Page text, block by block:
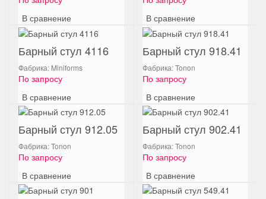
В сравнение
В сравнение
Барный стул 4116
Фабрика: Miniforms
По запросу
В сравнение
Барный стул 918.41
Фабрика: Tonon
По запросу
В сравнение
Барный стул 912.05
Фабрика: Tonon
По запросу
В сравнение
Барный стул 902.41
Фабрика: Tonon
По запросу
В сравнение